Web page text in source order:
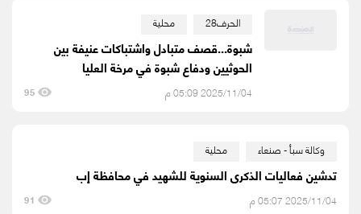
الحرف28 محلية
شبوة...قصف متبادل واشتباكات عنيفة بين
الحوثيين ودفاع شبوة في مرخة العليا
2025/11/04 05:09 م 95
وكالة سبأ - صنعاء محلية
تدشين فعاليات الذكرى السنوية للشهيد في محافظة إب
2025/11/04 05:07 م 91